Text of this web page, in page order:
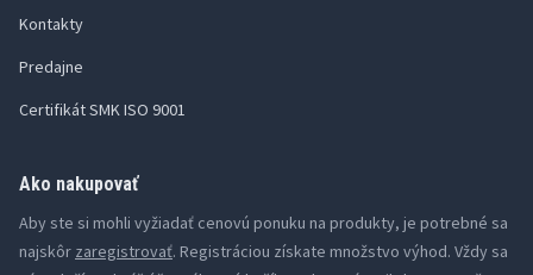
Kontakty
Predajne
Certifikát SMK ISO 9001
Ako nakupovať
Aby ste si mohli vyžiadať cenovú ponuku na produkty, je potrebné sa
najskôr zaregistrovať. Registráciou získate množstvo výhod. Vždy sa